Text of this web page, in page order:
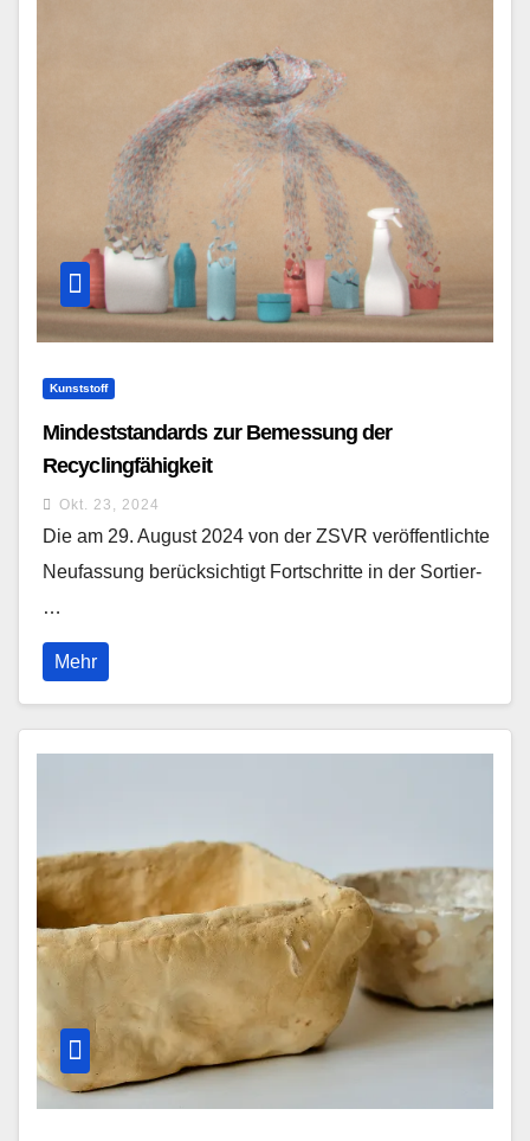
Kunststoff
Mindeststandards zur Bemessung der
Recyclingfähigkeit
Okt. 23, 2024
Die am 29. August 2024 von der ZSVR veröffentlichte
Neufassung berücksichtigt Fortschritte in der Sortier-
…
Mehr